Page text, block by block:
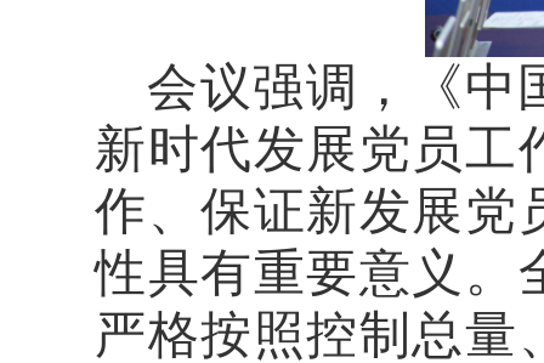
会议强调，《中
新时代发展党员工
作、保证新发展党
性具有重要意义。
严格按照控制总量